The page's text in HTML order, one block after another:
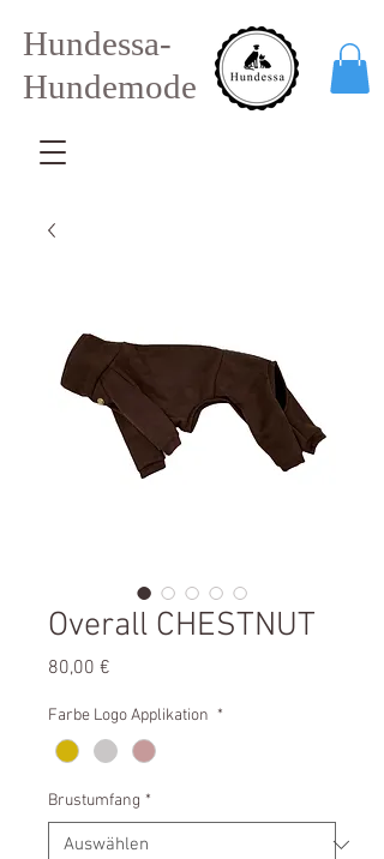
Hundessa-
Hundemode
Overall CHESTNUT
80,00 €
Farbe Logo Applikation *
Brustumfang *